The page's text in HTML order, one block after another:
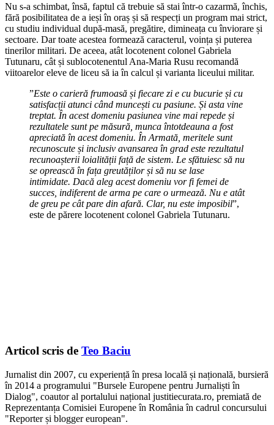
Nu s-a schimbat, însă, faptul că trebuie să stai într-o cazarmă, închis,
fără posibilitatea de a ieși în oraș și să respecți un program mai strict,
cu studiu individual după-masă, pregătire, dimineața cu înviorare și
sectoare. Dar toate acestea formează caracterul, voința și puterea
tinerilor militari. De aceea, atât locotenent colonel Gabriela
Tutunaru, cât și sublocotenentul Ana-Maria Rusu recomandă
viitoarelor eleve de liceu să ia în calcul și varianta liceului militar.
”Este o carieră frumoasă și fiecare zi e cu bucurie și cu
satisfacții atunci când muncești cu pasiune. Și asta vine
treptat. În acest domeniu pasiunea vine mai repede și
rezultatele sunt pe măsură, munca întotdeauna a fost
apreciată în acest domeniu. În Armată, meritele sunt
recunoscute și inclusiv avansarea în grad este rezultatul
recunoașterii loialității față de sistem. Le sfătuiesc să nu
se oprească în fața greutăților și să nu se lase
intimidate. Dacă aleg acest domeniu vor fi femei de
succes, indiferent de arma pe care o urmează. Nu e atât
de greu pe cât pare din afară. Clar, nu este imposibil”,
este de părere locotenent colonel Gabriela Tutunaru.
Articol scris de Teo Baciu
Jurnalist din 2007, cu experiență în presa locală și națională, bursieră
în 2014 a programului "Bursele Europene pentru Jurnaliști în
Dialog", coautor al portalului național justitiecurata.ro, premiată de
Reprezentanța Comisiei Europene în România în cadrul concursului
"Reporter și blogger european".